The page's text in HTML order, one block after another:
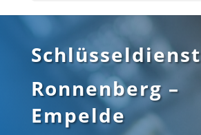
Schlüsseldienst
Ronnenberg –
Empelde